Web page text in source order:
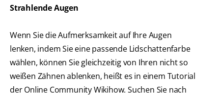
Strahlende Augen
Wenn Sie die Aufmerksamkeit auf Ihre Augen
lenken, indem Sie eine passende Lidschattenfarbe
wählen, können Sie gleichzeitig von Ihren nicht so
weißen Zähnen ablenken, heißt es in einem Tutorial
der Online Community Wikihow. Suchen Sie nach